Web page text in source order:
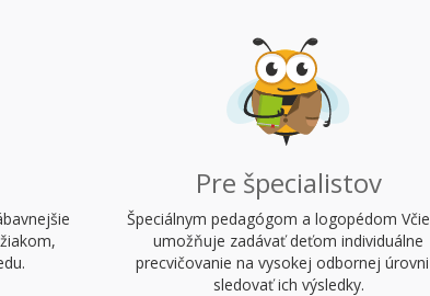
Pre špecialistov
Špeciálnym pedagógom a logopédom
umožňuje zadávať deťom individuálne
precvičovanie na vysokej odbornej
sledovať ich výsledky.